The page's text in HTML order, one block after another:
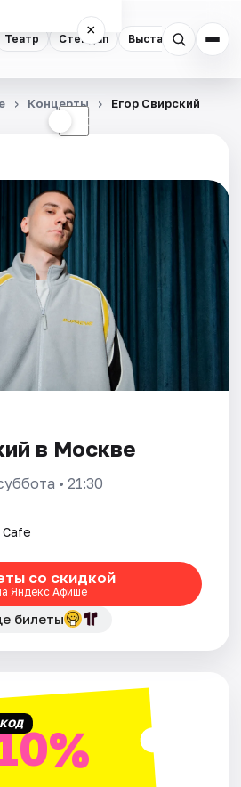
Театр Стендап Выставки
×
☾
Концерты Егор Свирский
в Москве
• 21:30
со скидкой
Яндекс Афише
билеты